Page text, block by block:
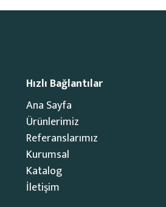
Hızlı Bağlantılar
Ana Sayfa
Ürünlerimiz
Referanslarımız
Kurumsal
Katalog
İletişim